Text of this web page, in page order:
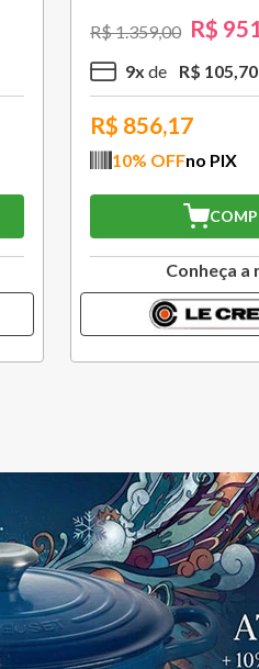
R$529,00 R$ 370,
3x R$ 123 43
R$ 333,27
10% OFFno PIX
Conheça a